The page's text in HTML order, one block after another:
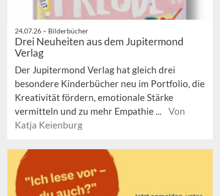
24.07.26 – Bilderbücher
Drei Neuheiten aus dem Jupitermond
Verlag
Der Jupitermond Verlag hat gleich drei
besondere Kinderbücher neu im Portfolio, die
Kreativität fördern, emotionale Stärke
vermitteln und zu mehr Empathie ...
Von
Katja Keienburg